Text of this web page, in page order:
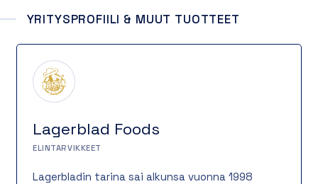
YRITYSPROFIILI & MUUT TUOTTEET
Lagerblad Foods
ELINTARVIKKEET
Lagerbladin tarina sai alkunsa vuonna 1998